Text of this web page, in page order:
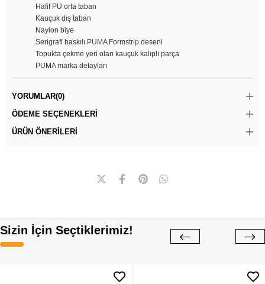
Hafif PU orta taban
Kauçuk dış taban
Naylon biye
Serigrafi baskılı PUMA Formstrip deseni
Topukta çekme yeri olan kauçuk kalıplı parça
PUMA marka detayları
YORUMLAR(0)
ÖDEME SEÇENEKLERI
ÜRÜN ÖNERILERI
Sizin İçin Seçtiklerimiz!